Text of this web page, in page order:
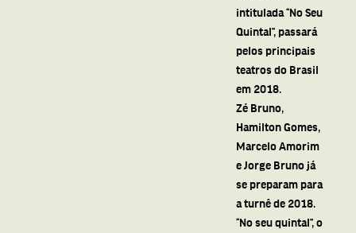
intitulada “No Seu
Quintal”, passará
pelos principais
teatros do Brasil
em 2018.
Zé Bruno,
Hamilton Gomes,
Marcelo Amorim
e Jorge Bruno já
se preparam para
a turnê de 2018.
“No seu quintal”, o